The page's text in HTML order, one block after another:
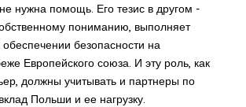
нужна помощь. Его тезис в другом -
пониманию, выполняет
безопасности на
Европейского союза. И эту роль, как
должны учитывать и партнеры по
Польши и ее нагрузку.